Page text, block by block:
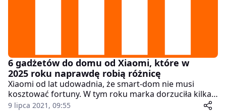
6 gadżetów do domu od Xiaomi, które w
2025 roku naprawdę robią różnicę
Xiaomi od lat udowadnia, że smart-dom nie musi
kosztować fortuny. W tym roku marka dorzuciła kilka
odświeżonych urządzeń, które sprawiają, że codzienne
9 lipca 2021, 09:55